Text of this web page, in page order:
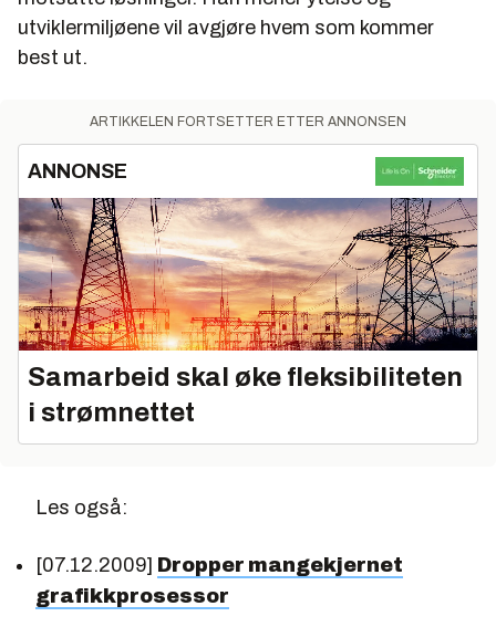
utviklermiljøene vil avgjøre hvem som kommer
best ut.
ARTIKKELEN FORTSETTER ETTER ANNONSEN
ANNONSE
Samarbeid skal øke fleksibiliteten
i strømnettet
Les også:
[07.12.2009] Dropper mangekjernet
grafikkprosessor